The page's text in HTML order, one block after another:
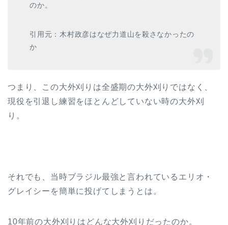
のか。
引用元：木村政彦はなぜ力道山を殺さなかったの
か
つまり、この大外刈りは全盛期の大外刈りではなく、
現役を引退し練習をほとんどしていない時の大外刈
り。
それでも、当時ブラジル最強と言われているエリオ・
グレイシーを簡単に投げてしまうとは。
10年前の大外刈りはどんな大外刈りだったのか。